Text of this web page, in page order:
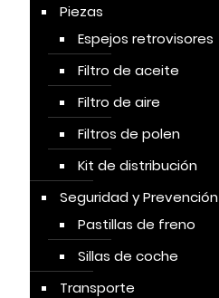
Piezas
Espejos retrovisores
Filtro de aceite
Filtro de aire
Filtros de polen
Kit de distribución
Seguridad y Prevención
Pastillas de freno
Sillas de coche
Transporte